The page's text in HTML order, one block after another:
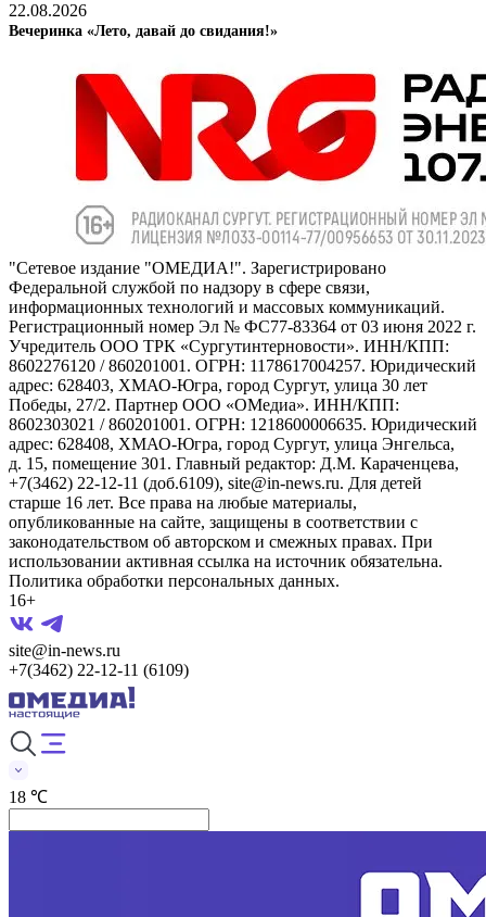
22.08.2026
Вечеринка «Лето, давай до свидания!»
"Сетевое издание "ОМЕДИА!". Зарегистрировано
Федеральной службой по надзору в сфере связи,
информационных технологий и массовых коммуникаций.
Регистрационный номер Эл № ФС77-83364 от 03 июня 2022 г.
Учредитель ООО ТРК «Сургутинтерновости». ИНН/КПП:
8602276120 / 860201001. ОГРН: 1178617004257. Юридический
адрес: 628403, ХМАО-Югра, город Сургут, улица 30 лет
Победы, 27/2. Партнер ООО «ОМедиа». ИНН/КПП:
8602303021 / 860201001. ОГРН: 1218600006635. Юридический
адрес: 628408, ХМАО-Югра, город Сургут, улица Энгельса,
д. 15, помещение 301. Главный редактор: Д.М. Караченцева,
+7(3462) 22-12-11 (доб.6109), site@in-news.ru. Для детей
старше 16 лет. Все права на любые материалы,
опубликованные на сайте, защищены в соответствии с
законодательством об авторском и смежных правах. При
использовании активная ссылка на источник обязательна.
Политика обработки персональных данных.
16+
site@in-news.ru
+7(3462) 22-12-11 (6109)
18 ℃